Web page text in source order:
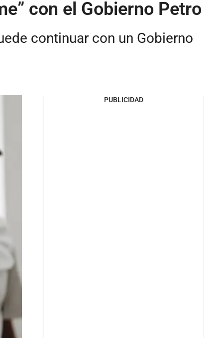
con el Gobierno Petro
continuar con un Gobierno
PUBLICIDAD